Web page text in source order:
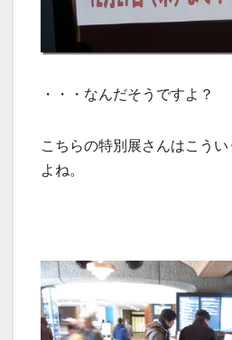
・・・なんだそうですよ？
こちらの特別展さんはこう
よね。